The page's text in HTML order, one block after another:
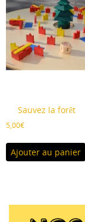
Sauvez la forêt
5,00€
Ajouter au panier